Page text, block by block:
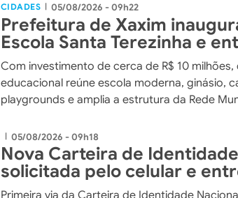
CIDADES | 05/08/2026 - 09h22
Prefeitura de Xaxim
Escola Santa Terezinha e
maior investimento em
história do município
Com investimento de cerca de R$ 10
educacional reúne escola moderna, ginásio,
playgrounds e amplia a estrutura da Rede
| 05/08/2026 - 09h18
Nova Carteira de
solicitada pelo celular e
pelos Correios